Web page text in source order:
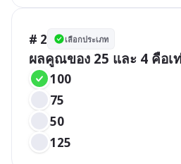
# 2 เลือกประเภท
ผลคูณของ 25 และ 4 คือเ
100
75
50
125